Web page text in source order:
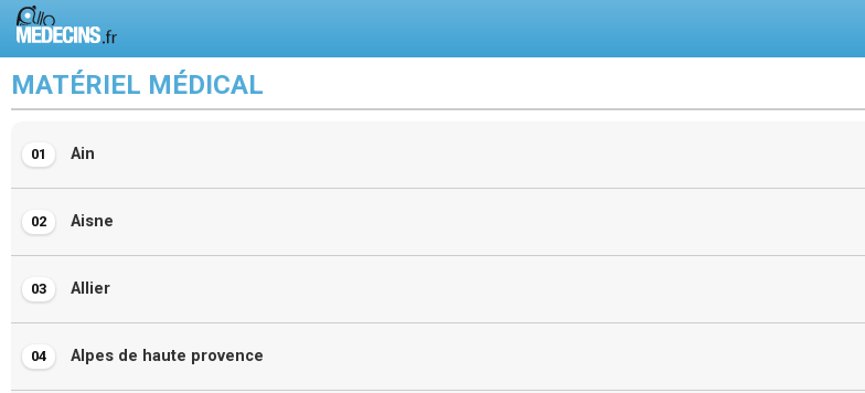
MATÉRIEL MÉDICAL
01 Ain
02 Aisne
03 Allier
04 Alpes de haute provence